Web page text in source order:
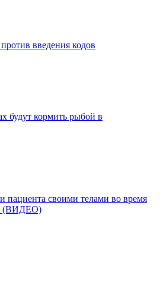
введения кодов
будут кормить рыбой в
пациента своими телами во время
(ВИДЕО)